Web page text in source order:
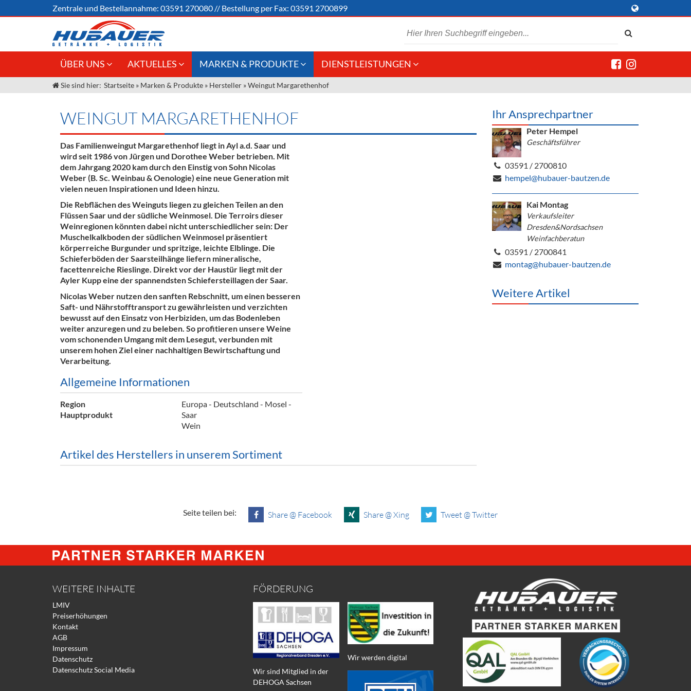
Zentrale und Bestellannahme: 03591 270080 // Bestellung per Fax: 03591 2700899
ÜBER UNS
Jobs
Unser Team
Kontakt
AKTUELLES
Angebote Gastronomie &
Gastronomie
Innovation - Die Neue Art des
Bierzapfens "DroughtMaster"
Neuigkeiten
Termine
MARKEN & PRODUKTE
Weine & Schaumwein
Spirituosen
Bier
Fassbier + Zubehör
Alkoholfreie Getränke
Kaffee
Barzubehör
Equipment
Ausschankwagen
Gläser
Kühlanhänger
Theken + Zubehör
Verpackung
Hygieneartikel & Desinfektion
DIENSTLEISTUNGEN
Kommisionskauf &
Sie sind hier: Startseite » Marken & Produkte » Hersteller »Weingut Margarethenhof
WEINGUT MARGARETHENHOF
Das Familienweingut Margarethenhof liegt in Ayl a.d. Saar und
wird seit 1986 von Jürgen und Dorothee Weber betrieben. Mit
dem Jahrgang 2020 kam durch den Einstig von Sohn Nicolas
Weber (B. Sc. Weinbau & Oenologie) eine neue Generation mit
vielen neuen Inspirationen und Ideen hinzu.
Die Rebflächen des Weinguts liegen zu gleichen Teilen an den
Flüssen Saar und der südliche Weinmosel. Die Terroirs dieser
Weinregionen könnten dabei nicht unterschiedlicher sein: Der
Muschelkalkboden der südlichen Weinmosel präsentiert
körperreiche Burgunder und spritzige, leichte Elblinge. Die
Schieferböden der Saarsteilhänge liefern mineralische,
facettenreiche Rieslinge. Direkt vor der Haustür liegt mit der
Ayler Kupp eine der spannendsten Schiefersteillagen der Saar.
Nicolas Weber nutzen den sanften Rebschnitt, um einen besseren
Saft- und Nährstofftransport zu gewährleisten und verzichten
bewusst auf den Einsatz von Herbiziden, um das Bodenleben
weiter anzuregen und zu beleben. So profitieren unsere Weine
vom schonenden Umgang mit dem Lesegut, verbunden mit
unserem hohen Ziel einer nachhaltigen Bewirtschaftung und
Verarbeitung.
Allgemeine Informationen
Region
Europa - Deutschland - Mosel -
Saar
Hauptprodukt
Wein
Artikel des Herstellers in unserem Sortiment
Ihr Ansprechpartner
Peter Hempel
Geschäftsführer
03591 / 2700810
hempel@hubauer-bautzen.de
Kai Montag
Verkaufsleiter
Dresden&Nordsachsen
Weinfachberatun
03591 / 2700841
montag@hubauer-bautzen.de
Weitere Artikel
Seite teilen bei: Share @ Facebook Share @ Xing Tweet @ Twitter
WEITERE INHALTE
LMIV
Preiserhöhungen
Kontakt
AGB
Impressum
Datenschutz
Datenschutz Social Media
FÖRDERUNG
Wir sind Mitglied in der
DEHOGA Sachsen
Wir werden digital